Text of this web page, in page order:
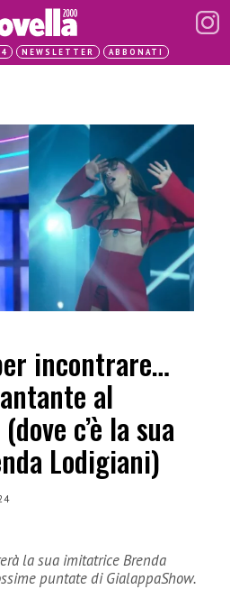
NEWSLETTER ABBONATI
incontrare…
al
c’è la sua
Lodigiani)
la sua imitatrice Brenda
puntate di GialappaShow.